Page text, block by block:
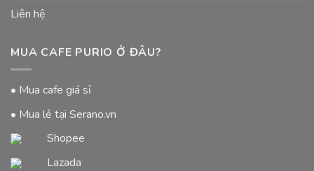
Liên hệ
MUA CAFE PURIO Ở ĐÂU?
• Mua cafe giá sỉ
• Mua lẻ tại Serano.vn
Shopee
Lazada